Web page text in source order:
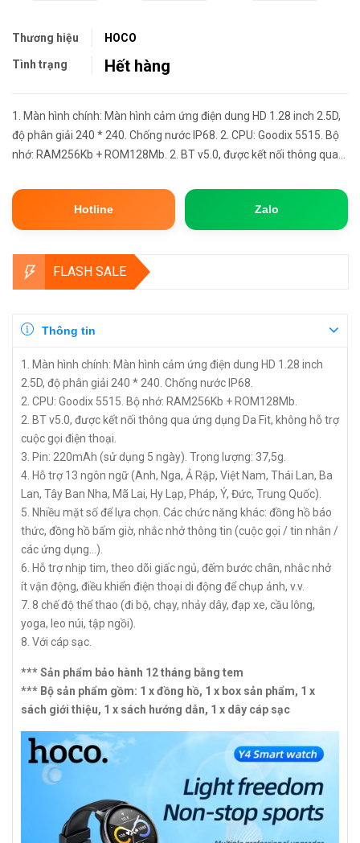
Thương hiệu HOCO
Tình trạng Hết hàng
1. Màn hình chính: Màn hình cảm ứng điện dung HD 1.28 inch 2.5D,
độ phân giải 240 * 240. Chống nước IP68. 2. CPU: Goodix 5515. Bộ
nhớ: RAM256Kb + ROM128Mb. 2. BT v5.0, được kết nối thông qua
Hotline Zalo
FLASH SALE
Thông tin
1. Màn hình chính: Màn hình cảm ứng điện dung HD 1.28 inch
2.5D, độ phân giải 240 * 240. Chống nước IP68.
2. CPU: Goodix 5515. Bộ nhớ: RAM256Kb + ROM128Mb.
2. BT v5.0, được kết nối thông qua ứng dụng Da Fit, không hỗ trợ
cuộc gọi điện thoại.
3. Pin: 220mAh (sử dụng 5 ngày). Trọng lượng: 37,5g.
4. Hỗ trợ 13 ngôn ngữ (Anh, Nga, Ả Rập, Việt Nam, Thái Lan, Ba
Lan, Tây Ban Nha, Mã Lai, Hy Lạp, Pháp, Ý, Đức, Trung Quốc).
5. Nhiều mặt số để lựa chọn. Các chức năng khác: đồng hồ báo
thức, đồng hồ bấm giờ, nhắc nhở thông tin (cuộc gọi / tin nhắn /
các ứng dụng...).
6. Hỗ trợ nhịp tim, theo dõi giấc ngủ, đếm bước chân, nhắc nhở
ít vận động, điều khiển điện thoại di động để chụp ảnh, v.v.
7. 8 chế độ thể thao (đi bộ, chạy, nhảy dây, đạp xe, cầu lông,
yoga, leo núi, tập ngồi).
8. Với cáp sạc.
*** Sản phẩm bảo hành 12 tháng bằng tem
*** Bộ sản phẩm gồm: 1 x đồng hồ, 1 x box sản phẩm, 1 x
sách giới thiệu, 1 x sách hướng dẫn, 1 x dây cáp sạc